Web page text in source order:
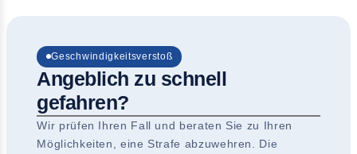
Geschwindigkeitsverstoß
Angeblich zu schnell
gefahren?
Wir prüfen Ihren Fall und beraten Sie zu Ihren
Möglichkeiten, eine Strafe abzuwehren. Die